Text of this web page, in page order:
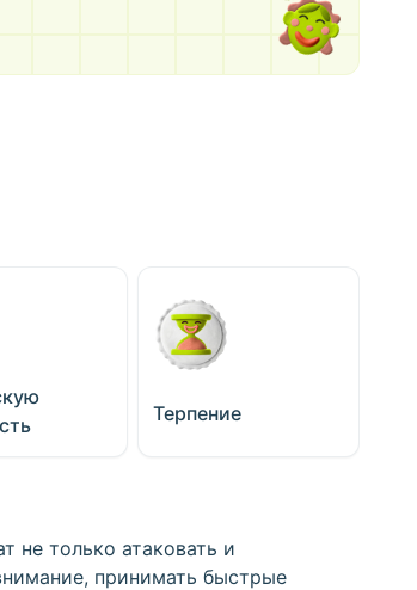
Терпение
не только атаковать и
принимать быстрые